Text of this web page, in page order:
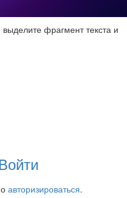
фрагмент текста и
Войти
авторизироваться.